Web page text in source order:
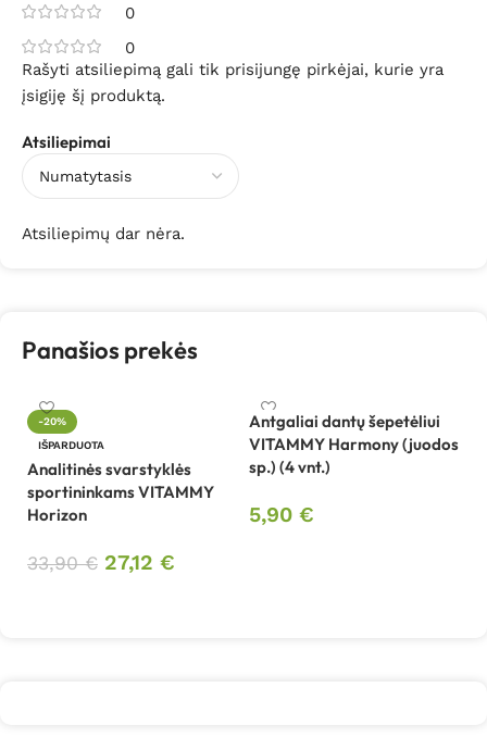
0
0
Atsiliepimai
Atsiliepimų dar nėra.
Rašyti atsiliepimą gali tik prisijungę pirkėjai, kurie yra
įsigiję šį produktą.
Panašios prekės
-20%
IŠPARDUOTA
Analitinės svarstyklės
sportininkams VITAMMY
Horizon
33,90€ 27,12 €
Antgaliai dantų šepetėliui
VITAMMY Harmony (juodos
sp.) (4 vnt.)
5,90 €